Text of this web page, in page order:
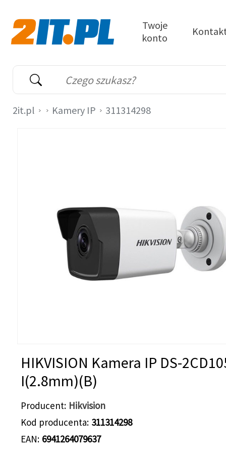
Wyszukiwarka
Słowo kluczowe
Twoje
konto
2it.pl Kamery IP 311314298
HIKVISION Kamera IP DS-
I(2.8mm)(B)
Producent Hikvision
Kod producenta 311314298
EAN 6941264079637